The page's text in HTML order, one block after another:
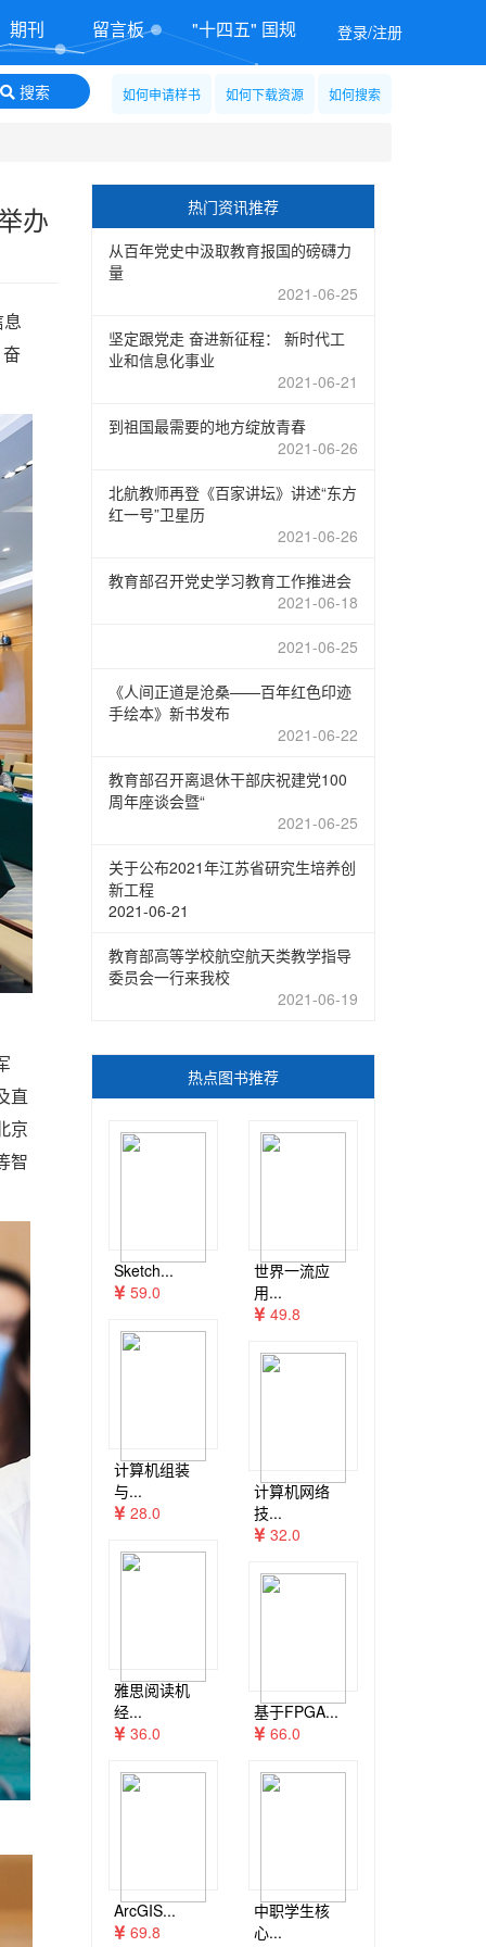
期刊 留言板 "十四五" 国规 登录/注册
搜索 如何申请样书 如何下载资源 如何搜索
办
直
京
智
热门资讯推荐
从百年党史中汲取教育报国的磅礴力
量
2021-06-25
坚定跟党走 奋进新征程： 新时代工
业和信息化事业
2021-06-21
到祖国最需要的地方绽放青春
2021-06-26
北航教师再登《百家讲坛》讲述“东方
红一号”卫星历
2021-06-26
教育部召开党史学习教育工作推进会
2021-06-18
2021-06-25
《人间正道是沧桑——百年红色印迹
手绘本》新书发布
2021-06-22
教育部召开离退休干部庆祝建党100
周年座谈会暨“
2021-06-25
关于公布2021年江苏省研究生培养创
新工程
2021-06-21
教育部高等学校航空航天类教学指导
委员会一行来我校
2021-06-19
热点图书推荐
Sketch...
59.0
计算机组装
与...
28.0
雅思阅读机
经...
36.0
ArcGIS...
69.8
世界一流应
用...
49.8
计算机网络
技...
32.0
基于FPGA...
66.0
中职学生核
心...